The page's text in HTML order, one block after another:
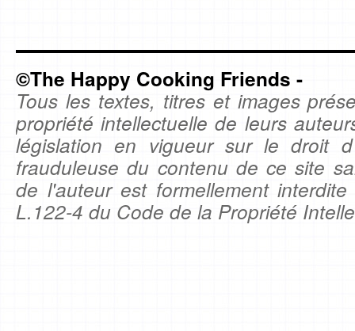
©The Happy Cooking Friends -
Tous les textes, titres et images
propriété intellectuelle de leurs
législation en vigueur sur le droit
frauduleuse du contenu de ce site
de l'auteur est formellement
L.122-4 du Code de la Propriété